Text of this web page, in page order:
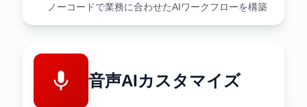
ノーコードで業務に合わせたAIワークフローを構築
mic 音声AIカスタマイズ